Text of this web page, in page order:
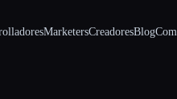
MarketersCreadoresBlog